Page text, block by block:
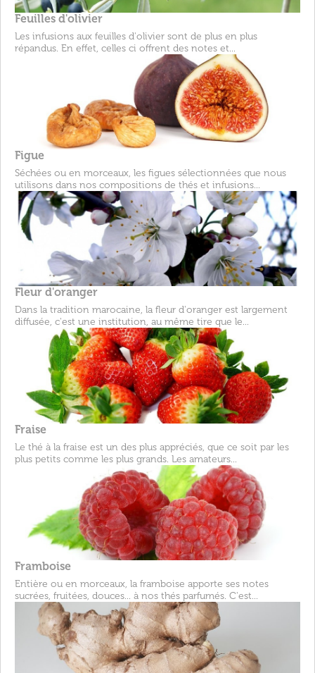
Feuilles d'olivier
Les infusions aux feuilles d'olivier sont de plus en plus
répandus. En effet, celles ci offrent des notes et...
Figue
Séchées ou en morceaux, les figues sélectionnées que nous
utilisons dans nos compositions de thés et infusions...
Fleur d'oranger
Dans la tradition marocaine, la fleur d'oranger est largement
diffusée, c'est une institution, au même tire que le...
Fraise
Le thé à la fraise est un des plus appréciés, que ce soit par les
plus petits comme les plus grands. Les amateurs...
Framboise
Entière ou en morceaux, la framboise apporte ses notes
sucrées, fruitées, douces... à nos thés parfumés. C'est...